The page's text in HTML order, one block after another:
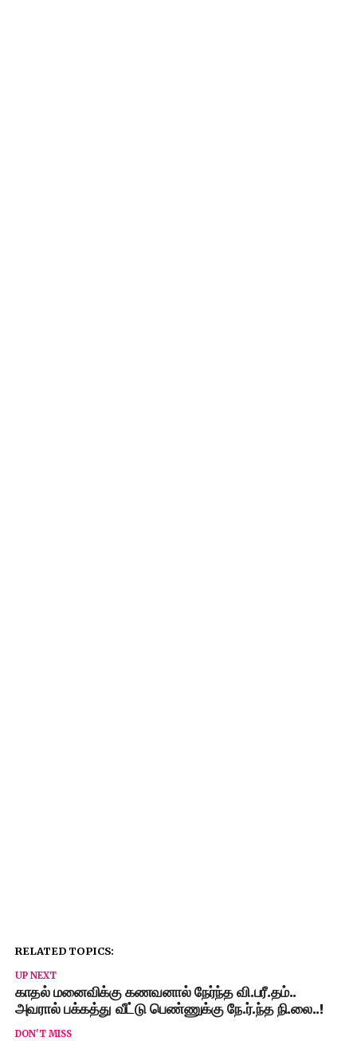
RELATED TOPICS:
UP NEXT
காதல் மனைவிக்கு கணவனால் நேர்ந்த வி.பரீ.தம்..
அவரால் பக்கத்து வீட்டு பெண்ணுக்கு நே.ர்.ந்த நி.லை..!
DON'T MISS